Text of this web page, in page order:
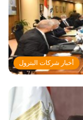
أخبار شركات البترول